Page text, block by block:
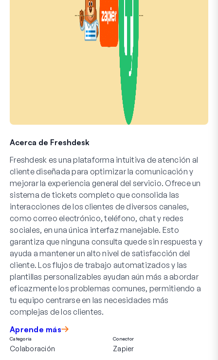
Acerca de Freshdesk
Freshdesk es una plataforma intuitiva de atención al
cliente diseñada para optimizar la comunicación y
mejorar la experiencia general del servicio. Ofrece un
sistema de tickets completo que consolida las
interacciones de los clientes de diversos canales,
como correo electrónico, teléfono, chat y redes
sociales, en una única interfaz manejable. Esto
garantiza que ninguna consulta quede sin respuesta y
ayuda a mantener un alto nivel de satisfacción del
cliente. Los flujos de trabajo automatizados y las
plantillas personalizables ayudan aún más a abordar
eficazmente los problemas comunes, permitiendo a
tu equipo centrarse en las necesidades más
complejas de los clientes.
Aprende más
Categoría
Colaboración
Conector
Zapier